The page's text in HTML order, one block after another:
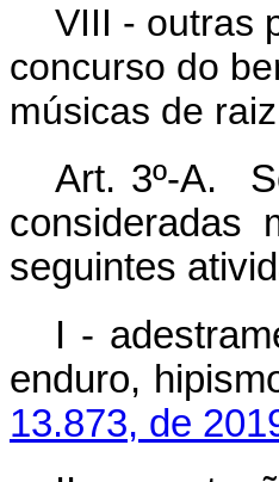
VIII - outras
concurso do
músicas de
Art. 3º-A.
consideradas
seguintes
I -
enduro,
13.873, de